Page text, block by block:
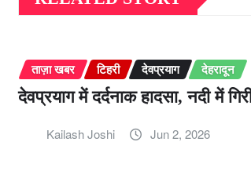
ताज़ा खबर टिहरी देवप्रयाग देहरादून
देवप्रयाग में दर्दनाक हादसा, नदी में
Kailash Joshi Jun 2, 2026